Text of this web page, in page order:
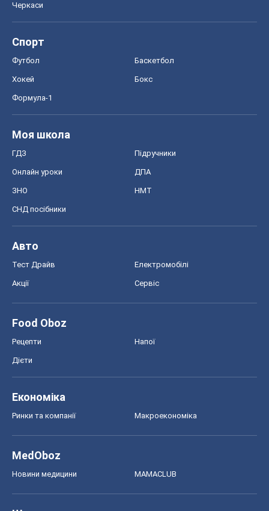
Черкаси
Спорт
Футбол Баскетбол
Хокей Бокс
Формула-1
Моя школа
ГДЗ Підручники
Онлайн уроки ДПА
ЗНО НМТ
СНД посібники
Авто
Тест Драйв Електромобілі
Акції Сервіс
Food Oboz
Рецепти Напої
Дієти
Економіка
Ринки та компанії Макроекономіка
MedOboz
Новини медицини MAMACLUB